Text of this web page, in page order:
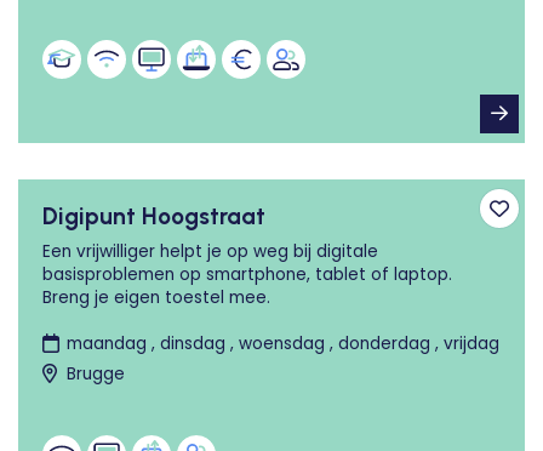
Digipunt Hoogstraat
Een vrijwilliger helpt je op weg bij digitale
basisproblemen op smartphone, tablet of laptop.
Breng je eigen toestel mee.
maandag , dinsdag , woensdag , donderdag , vrijdag
Brugge